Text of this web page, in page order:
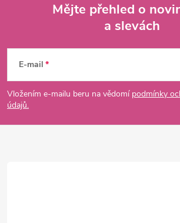
p
a
Mějte přehled o
a slevách
E-mail
Vložením e-mailu beru na vědomí podmínky
údajů.